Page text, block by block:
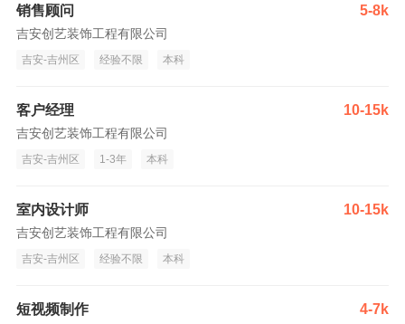
销售顾问 5-8k
吉安创艺装饰工程有限公司
吉安-吉州区 经验不限 本科
客户经理 10-15k
吉安创艺装饰工程有限公司
吉安-吉州区 1-3年 本科
室内设计师 10-15k
吉安创艺装饰工程有限公司
吉安-吉州区 经验不限 本科
短视频制作 4-7k